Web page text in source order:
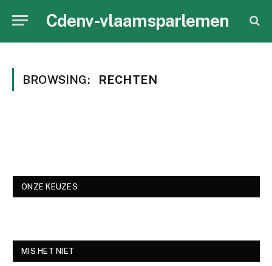
Cdenv-vlaamsparlemen
BROWSING: RECHTEN
ONZE KEUZES
MIS HET NIET